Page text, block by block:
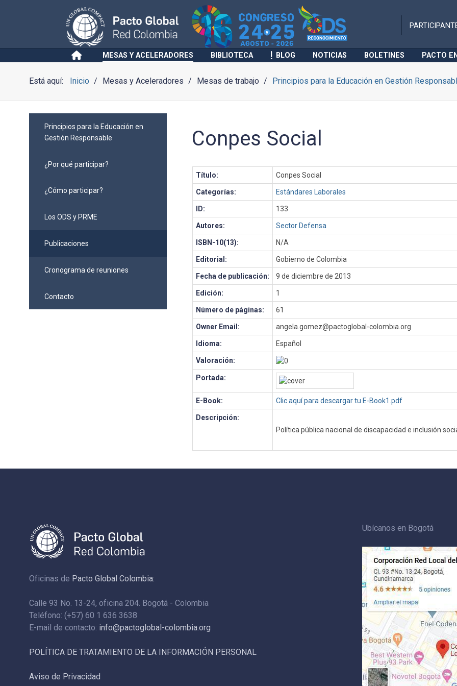
MESAS Y ACELERADORES BIBLIOTECA BLOG NOTICIAS BOLETINES PACTO
Está aquí: Inicio Mesas y Aceleradores Mesas de trabajo Principios para la Educación en Gestión
Principios para la Educación en
Gestión Responsable
¿Por qué participar?
¿Cómo participar?
Los ODS y PRME
Publicaciones
Cronograma de reuniones
Contacto
Conpes Social
Título: Conpes Social
Categorías: Estándares Laborales
ID: 133
Autores: Sector Defensa
ISBN-10(13): N/A
Editorial: Gobierno de Colombia
Fecha de publicación: 9 de diciembre de 2013
Edición: 1
Número de páginas: 61
Owner Email: angela.gomez@pactoglobal-colombia.org
Idioma: Español
Valoración:
Portada:
E-Book: Clic aquí para descargar tu E-Book1.pdf
Descripción:
Política pública nacional de discapacidad e inclusión
Oficinas de Pacto Global Colombia:
Calle 93 No. 13-24, oficina 204. Bogotá - Colombia
Teléfono: (+57) 60 1 636 3638
E-mail de contacto: info@pactoglobal-colombia.org
POLÍTICA DE TRATAMIENTO DE LA INFORMACIÓN PERSONAL
Aviso de Privacidad
Ubícanos en Bogotá